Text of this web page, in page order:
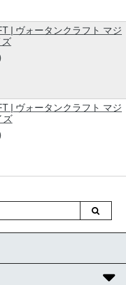
| ヴォータンクラフト マジ
ズ
| ヴォータンクラフト マジ
ズ